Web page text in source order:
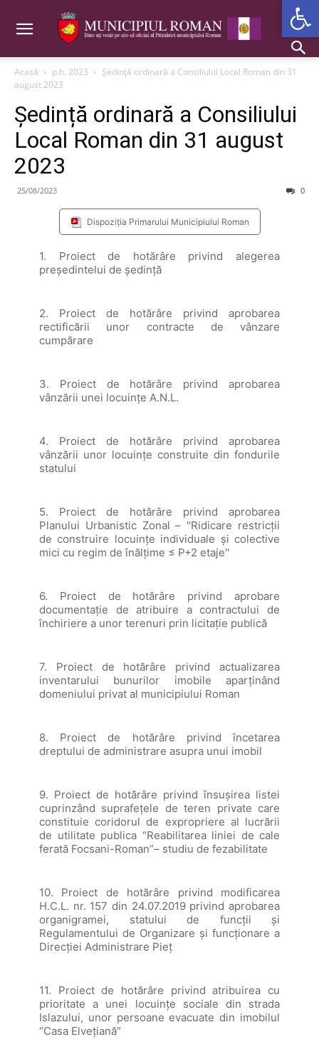
Acasă p.h. 2023
Ședință ordinară a Consiliului Local Roman din 31
august 2023
Ședință ordinară a Consiliului
Local Roman din 31 august
2023
25/08/2023 0
Dispoziția Primarului Municipiului Roman
1. Proiect de hotărâre privind alegerea
preşedintelui de şedinţă
2. Proiect de hotărâre privind aprobarea
rectificării unor contracte de vânzare
cumpărare
3. Proiect de hotărâre privind aprobarea
vânzării unei locuințe A.N.L.
4. Proiect de hotărâre privind aprobarea
vânzării unor locuințe construite din fondurile
statului
5. Proiect de hotărâre privind aprobarea
Planului Urbanistic Zonal – ''Ridicare restricții
de construire locuințe individuale și colective
mici cu regim de înălțime ≤ P+2 etaje''
6. Proiect de hotărâre privind aprobare
documentație de atribuire a contractului de
închiriere a unor terenuri prin licitație publică
7. Proiect de hotărâre privind actualizarea
inventarului bunurilor imobile aparținând
domeniului privat al municipiului Roman
8. Proiect de hotărâre privind încetarea
dreptului de administrare asupra unui imobil
9. Proiect de hotărâre privind însușirea listei
cuprinzând suprafețele de teren private care
constituie coridorul de expropriere al lucrării
de utilitate publica “Reabilitarea liniei de cale
ferată Focsani-Roman”– studiu de fezabilitate
10. Proiect de hotărâre privind modificarea
H.C.L. nr. 157 din 24.07.2019 privind aprobarea
organigramei, statului de funcţii şi
Regulamentului de Organizare şi funcţionare a
Direcţiei Administrare Pieţ
11. Proiect de hotărâre privind atribuirea cu
prioritate a unei locuințe sociale din strada
Islazului, unor persoane evacuate din imobilul
“Casa Elvețiană”